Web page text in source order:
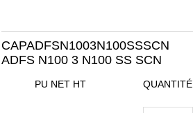
CAPADFSN1003N100SSSCN
ADFS N100 3 N100 SS SCN
PU NET HT QUANTITÉ